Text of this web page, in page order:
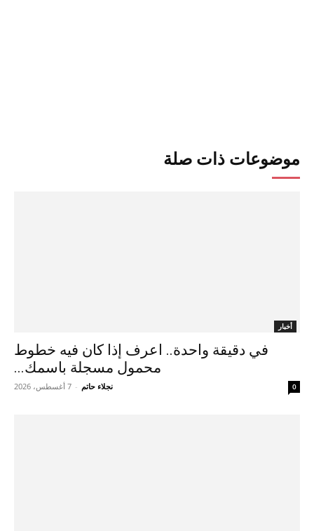
موضوعات ذات صلة
أخبار
في دقيقة واحدة.. اعرف إذا كان فيه خطوط
محمول مسجلة باسمك...
نجلاء حاتم - 7 أغسطس، 2026 0